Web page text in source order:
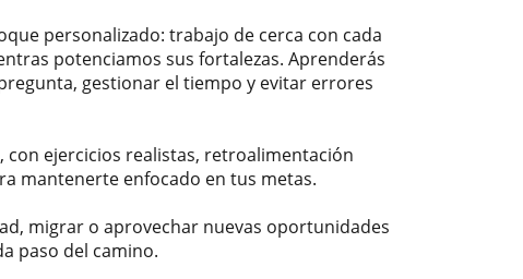
personalizado: trabajo de cerca con cada
potenciamos sus fortalezas. Aprenderás
gestionar el tiempo y evitar errores
con ejercicios realistas, retroalimentación
mantenerte enfocado en tus metas.
migrar o aprovechar nuevas oportunidades
paso del camino.